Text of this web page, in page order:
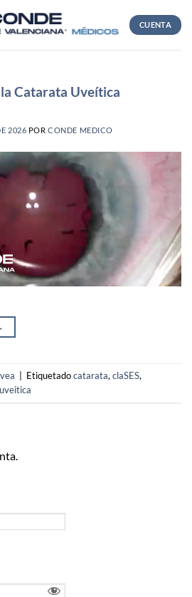
CUENTA
Catarata Uveítica
2026 PORCONDE MEDICO
Etiquetadocatarata,claSES,
uveitica